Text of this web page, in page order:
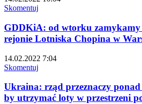
Skomentuj
GDDKiA: od wtorku zamykamy
rejonie Lotniska Chopina w
14.02.2022 7:04
Skomentuj
Ukraina: rząd przeznaczy
by utrzymać loty w przestrzeni